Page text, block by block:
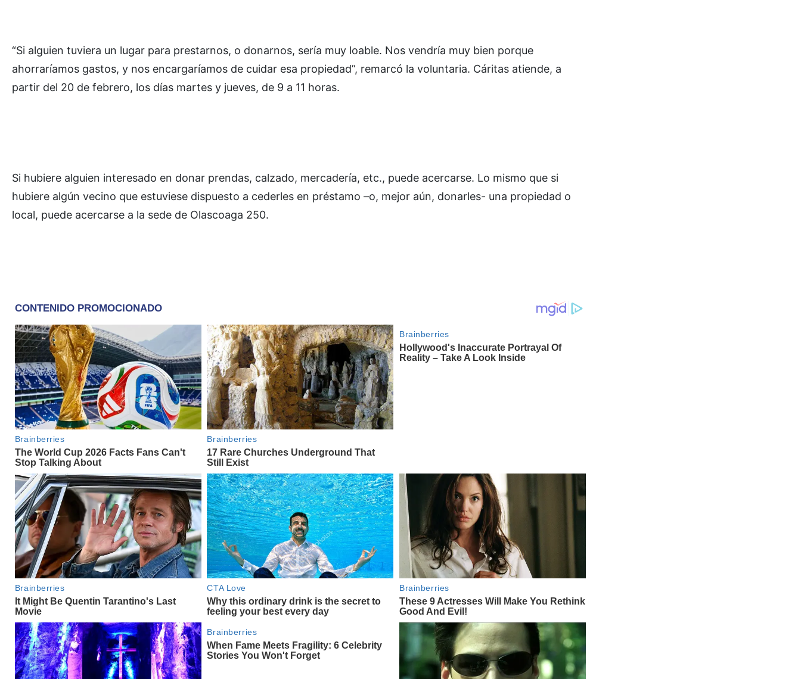
“Si alguien tuviera un lugar para prestarnos, o donarnos, sería muy loable. Nos vendría muy bien porque
ahorraríamos gastos, y nos encargaríamos de cuidar esa propiedad”, remarcó la voluntaria. Cáritas atiende, a
partir del 20 de febrero, los días martes y jueves, de 9 a 11 horas.
Si hubiere alguien interesado en donar prendas, calzado, mercadería, etc., puede acercarse. Lo mismo que si
hubiere algún vecino que estuviese dispuesto a cederles en préstamo –o, mejor aún, donarles- una propiedad o
local, puede acercarse a la sede de Olascoaga 250.